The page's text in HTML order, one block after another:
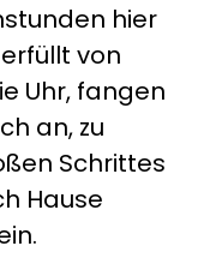
hier
von
Uhr, fangen
an, zu
Schrittes
Hause